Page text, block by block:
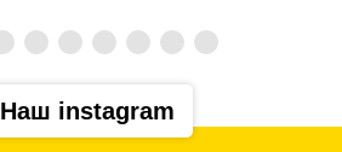
Наш instagram